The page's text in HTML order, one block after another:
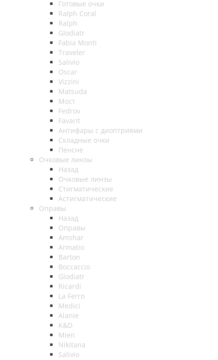
Готовые очки
Ralph Coral
Ralph
Glodiatr
Fabia Monti
Traveler
Salivio
Oscar
Vizzini
Matsuda
Мост
Fedrov
Favarit
Антифары с диоптриями
Складные очки
Пенсне
Очковые линзы
Назад
Очковые линзы
Стигматические
Астигматические
Оправы
Назад
Оправы
Amshar
Armatio
Barton
Boccaccio
Glodiatr
Ricardi
La Ferro
Medici
Alanie
K&D
Mien
Nikitana
Salivio